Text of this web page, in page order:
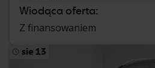
Wiodąca oferta:
Z finansowaniem
sie 13